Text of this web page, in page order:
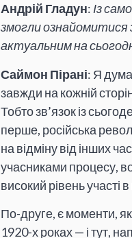
Андрій Гладун: Із
змогли ознайомитися
актуальним на
Саймон Пірані: Я
завжди на кожній
Тобто зв’язок із
перше, російська
на відміну від інших
учасниками процесу,
високий рівень участі
По-друге, є моменти,
1920-х роках — і тут,